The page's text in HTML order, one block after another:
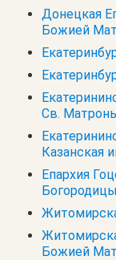
Донецкая
Божией
Св.
Казанская
Епархия
Божией